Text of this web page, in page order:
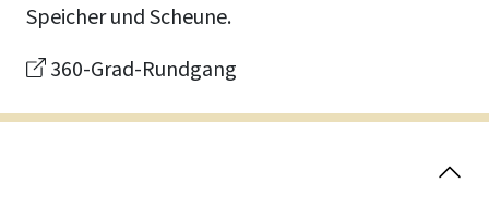
Speicher und Scheune.
360-Grad-Rundgang